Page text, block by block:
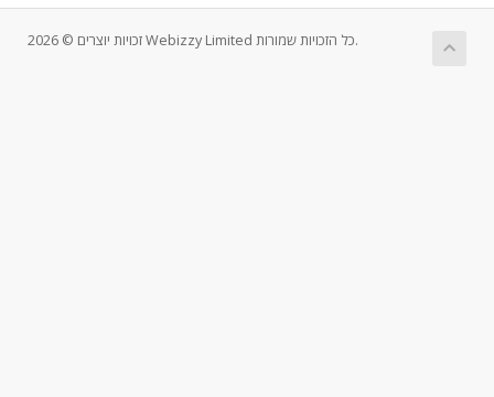
זכויות יוצרים © 2026 Webizzy Limited כל הזכויות שמורות.